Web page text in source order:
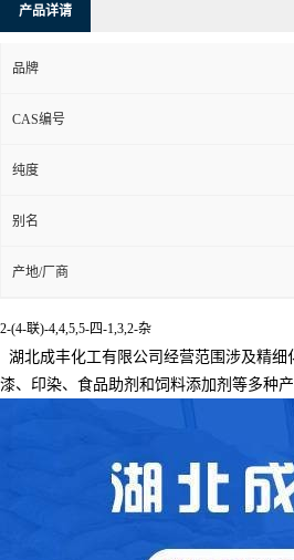
产品详请
品牌
CAS编号
纯度
别名
产地/厂商
2-(4-联)-4,4,5,5-四-1,3,2-杂
湖北成丰化工有限公司经营范围涉及精
漆、印染、食品助剂和饲料添加剂等多种产